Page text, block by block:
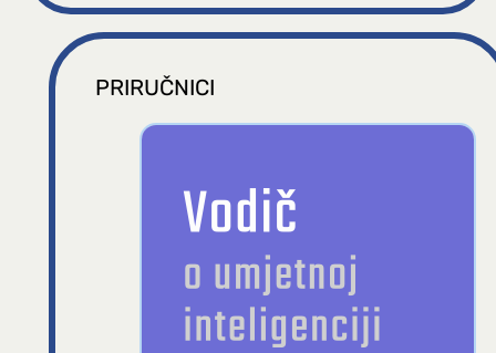
PRIRUČNICI